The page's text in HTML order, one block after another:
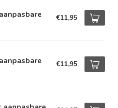
€11,95
€11,95